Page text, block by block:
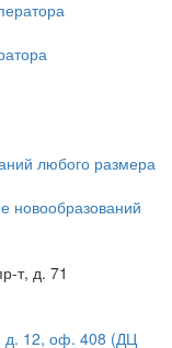
новообразований
т, д. 71